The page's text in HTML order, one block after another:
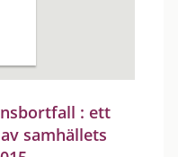
: ett
samhällets